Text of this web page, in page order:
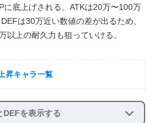
に底上げされる。ATKは20万〜100万
は30万近い数値の差が出るため、
以上の耐久力も狙っていける。
昇キャラ一覧
DEFを表示する